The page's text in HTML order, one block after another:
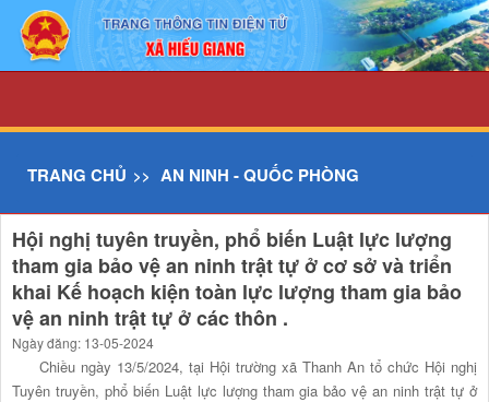
Chi tiết tin - UBND xã Hiếu Giang
TRANG CHỦ AN NINH - QUỐC PHÒNG
Hội nghị tuyên truyền, phổ biến Luật lực lượng
tham gia bảo vệ an ninh trật tự ở cơ sở và triển
khai Kế hoạch kiện toàn lực lượng tham gia bảo
vệ an ninh trật tự ở các thôn .
Ngày đăng: 13-05-2024
Chiều ngày 13/5/2024, tại Hội trường xã Thanh An tổ chức Hội nghị
Tuyên truyền, phổ biến Luật lực lượng tham gia bảo vệ an ninh trật tự ở